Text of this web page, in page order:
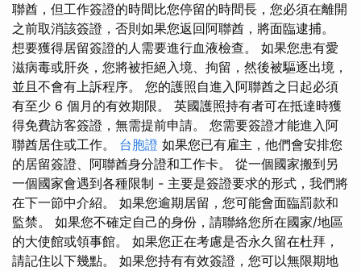
聯酋，但工作簽證的時間比您停留的時間長，您必須在離開
之前取消該簽證，否則如果您返回阿聯酋，將面臨逮捕。
想要獲得居留簽證的人需要進行血液檢查。 如果您患有愛
滋病毒或肝炎，您將被拒絕入境、拘留，然後被驅逐出境，
並且不會有上訴程序。 您的護照自進入阿聯酋之日起必須
有至少 6 個月的有效期限。 英國護照持有者可在抵達時獲
得免費訪客簽證，無需提前申請。 您需要簽證才能進入阿
聯酋居住或工作。 台胞證 如果您已有雇主，他們會安排您
的居留簽證、阿聯酋身分證和工作卡。 從一個國家搬到另
一個國家會遇到各種限制 - 主要是簽證要求的形式，我們將
在下一節中介紹。 如果您逾期居留，您可能會面臨罰款和
監禁。 如果您不確定自己的身份，請聯絡您所在國家/地區
的大使館或領事館。 如果您正在考慮是否永久留在杜拜，
請記住以下幾點。 如果您持有有效簽證，您可以無限期地